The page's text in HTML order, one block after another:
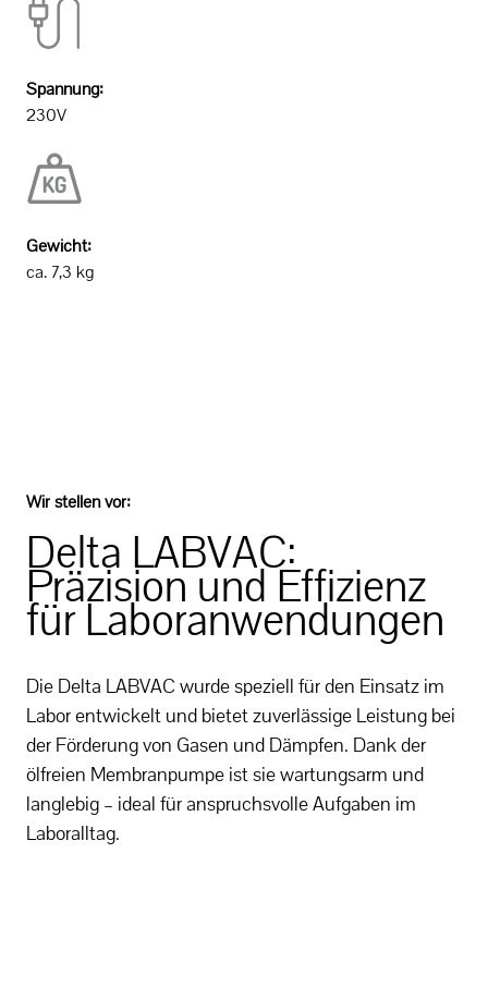
Spannung:
230V
Gewicht:
ca. 7,3 kg
Wir stellen vor:
Delta LABVAC:
Präzision und Effizienz
für Laboranwendungen
Die Delta LABVAC wurde speziell für den Einsatz im
Labor entwickelt und bietet zuverlässige Leistung bei
der Förderung von Gasen und Dämpfen. Dank der
ölfreien Membranpumpe ist sie wartungsarm und
langlebig – ideal für anspruchsvolle Aufgaben im
Laboralltag.